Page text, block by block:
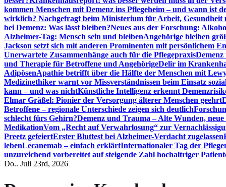
kommen Menschen mit Demenz ins Pflegeheim – und wann ist
wirklich? Nachgefragt beim Ministerium für Arbeit, Gesundheit
bei Demenz: Was lässt bleiben?Neues aus der Forschung:
Alzheimer-Tag: Mensch sein und bleibenAngehörige bleiben
Jackson setzt sich mit anderen Prominenten mit persönlichem
Unerwartete Zusammenhänge auch für die Pflegepraxis
und Therapie für Betroffene und AngehörigeDelir im
AdipösenApathie betrifft über die Hälfte der Menschen mit
Medizinethiker warnt vor Missverständnissen beim Einsatz
kann – und was nichtKünstliche Intelligenz erkennt
Elmar Gräßel: Pionier der Versorgung älterer Menschen geehrt
Betroffene – regionale Unterschiede zeigen sich deutlich
schlecht fürs Gehirn?Demenz und Trauma – Alte Wunden,
MedikationVom „Recht auf Verwahrlosung“ zur
Preetz gefeiertErster Bluttest bei Alzheimer-Verdacht zugelassen
lebenLecanemab – einfach erklärtInternationaler Tag der
unzureichend vorbereitet auf steigende Zahl hochaltriger
Do.. Juli 23rd, 2026